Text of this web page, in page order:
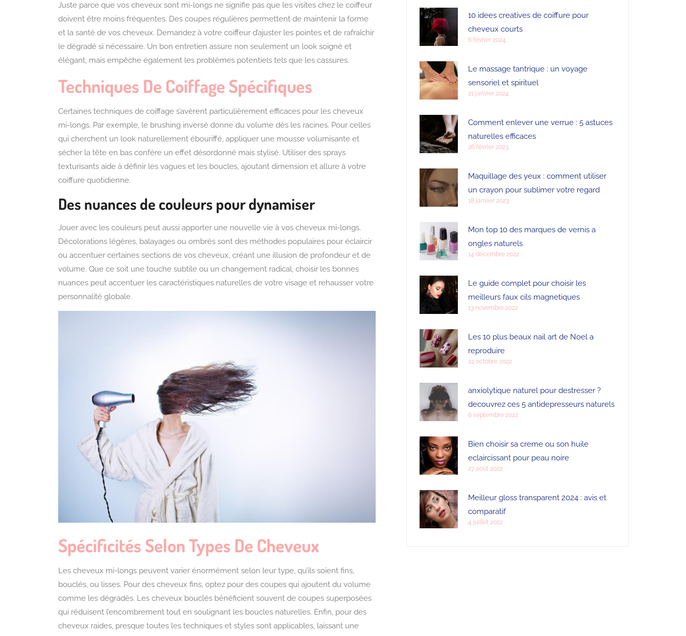
Juste parce que vos cheveux sont mi-longs ne signifie pas que les visites chez le coiffeur
doivent être moins fréquentes. Des coupes régulières permettent de maintenir la forme
et la santé de vos cheveux. Demandez à votre coiffeur d’ajuster les pointes et de rafraîchir
le dégradé si nécessaire. Un bon entretien assure non seulement un look soigné et
élégant, mais empêche également les problèmes potentiels tels que les cassures.
Techniques De Coiffage Spécifiques
Certaines techniques de coiffage s’avèrent particulièrement efficaces pour les cheveux
mi-longs. Par exemple, le brushing inversé donne du volume dès les racines. Pour celles
qui cherchent un look naturellement ébouriffé, appliquer une mousse volumisante et
sécher la tête en bas confère un effet désordonné mais stylisé. Utiliser des sprays
texturisants aide à définir les vagues et les boucles, ajoutant dimension et allure à votre
coiffure quotidienne.
Des nuances de couleurs pour dynamiser
Jouer avec les couleurs peut aussi apporter une nouvelle vie à vos cheveux mi-longs.
Décolorations légères, balayages ou ombrés sont des méthodes populaires pour éclaircir
ou accentuer certaines sections de vos cheveux, créant une illusion de profondeur et de
volume. Que ce soit une touche subtile ou un changement radical, choisir les bonnes
nuances peut accentuer les caractéristiques naturelles de votre visage et rehausser votre
personnalité globale.
Spécificités Selon Types De Cheveux
Les cheveux mi-longs peuvent varier énormément selon leur type, qu’ils soient fins,
bouclés, ou lisses. Pour des cheveux fins, optez pour des coupes qui ajoutent du volume
comme les dégradés. Les cheveux bouclés bénéficient souvent de coupes superposées
qui réduisent l’encombrement tout en soulignant les boucles naturelles. Enfin, pour des
cheveux raides, presque toutes les techniques et styles sont applicables, laissant une
10 idees creatives de coiffure pour
cheveux courts
6 février 2024
Le massage tantrique : un voyage
sensoriel et spirituel
21 janvier 2024
Comment enlever une verrue : 5 astuces
naturelles efficaces
26 février 2023
Maquillage des yeux : comment utiliser
un crayon pour sublimer votre regard
18 janvier 2023
Mon top 10 des marques de vernis a
ongles naturels
14 décembre 2022
Le guide complet pour choisir les
meilleurs faux cils magnetiques
13 novembre 2022
Les 10 plus beaux nail art de Noel a
reproduire
22 octobre 2022
anxiolytique naturel pour destresser ?
decouvrez ces 5 antidepresseurs naturels
6 septembre 2022
Bien choisir sa creme ou son huile
eclaircissant pour peau noire
27 août 2022
Meilleur gloss transparent 2024 : avis et
comparatif
4 juillet 2022